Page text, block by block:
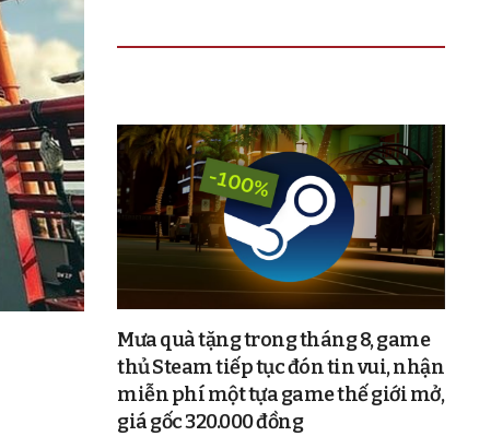
Mưa quà tặng trong tháng 8, game
thủ Steam tiếp tục đón tin vui, nhận
miễn phí một tựa game thế giới mở,
giá gốc 320.000 đồng